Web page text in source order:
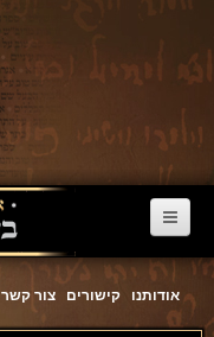
דף הבית
ערוץ הבעל שם טוב
אודותנו קישורים צור קשר